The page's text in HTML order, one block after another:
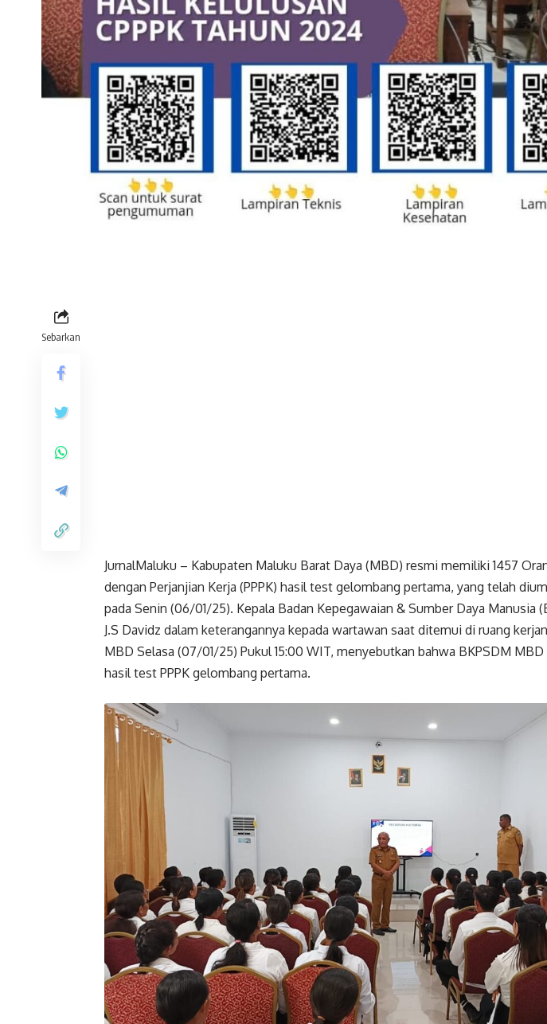
Sebarkan
JurnalMaluku – Kabupaten Maluku Barat Daya (MBD) resmi memiliki 1457
dengan Perjanjian Kerja (PPPK) hasil test gelombang pertama, yang telah
pada Senin (06/01/25). Kepala Badan Kepegawaian & Sumber Daya Manusia
J.S Davidz dalam keterangannya kepada wartawan saat ditemui di ruang
MBD Selasa (07/01/25) Pukul 15:00 WIT, menyebutkan bahwa BKPSDM
hasil test PPPK gelombang pertama.